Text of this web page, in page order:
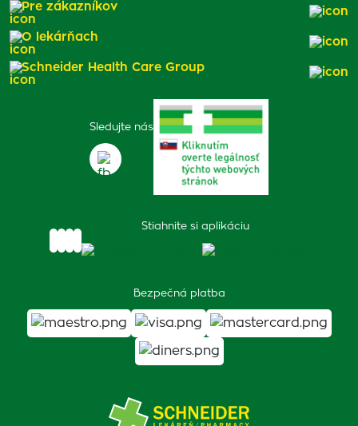
Sledujte nás
Stiahnite si aplikáciu
Bezpečná platba
Pre zákazníkov
O lekárňach
Schneider Health Care Group